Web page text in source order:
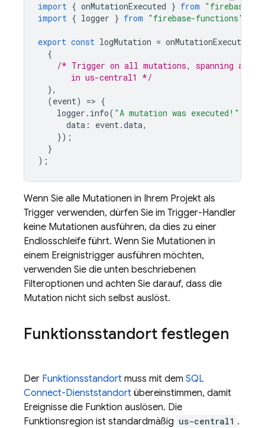
import { onMutationExecuted } from "firebase-
import { logger } from "firebase-functions"
export const logMutation = onMutationExecuted
{
/* Trigger on all mutations, spanning all
       in us-central1 */
},
(event) => {
logger . info( "A mutation was executed!"
data : event.data,
});
}
);
Wenn Sie alle Mutationen in Ihrem Projekt als
Trigger verwenden, dürfen Sie im Trigger-Handler
keine Mutationen ausführen, da dies zu einer
Endlosschleife führt. Wenn Sie Mutationen in
einem Ereignistrigger ausführen möchten,
verwenden Sie die unten beschriebenen
Filteroptionen und achten Sie darauf, dass die
Mutation nicht sich selbst auslöst.
Funktionsstandort festlegen
Der Funktionsstandort muss mit dem SQL
Connect-Dienststandort übereinstimmen, damit
Ereignisse die Funktion auslösen. Die
Funktionsregion ist standardmäßig us-central1 .